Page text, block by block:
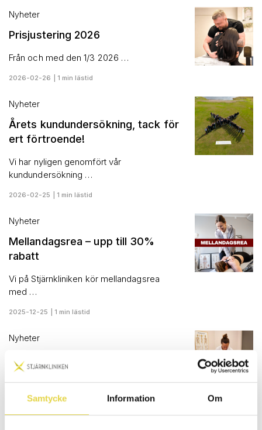
Samtycke Information Om
Nyheter
Prisjustering 2026
Från och med den 1/3 2026 …
2026-02-26 | 1 min lästid
Nyheter
Årets kundundersökning, tack för
ert förtroende!
Vi har nyligen genomfört vår
kundundersökning …
2026-02-25 | 1 min lästid
Nyheter
Mellandagsrea – upp till 30%
rabatt
Vi på Stjärnkliniken kör mellandagsrea
med …
2025-12-25 | 1 min lästid
Nyheter
Dags att nyttja ditt
friskvårdsbidrag innan året är